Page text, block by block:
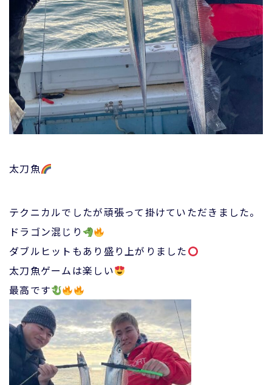
太刀魚
テクニカルでしたが頑張って掛けていただきました。
ドラゴン混じり
ダブルヒットもあり盛り上がりました
太刀魚ゲームは楽しい
最高です